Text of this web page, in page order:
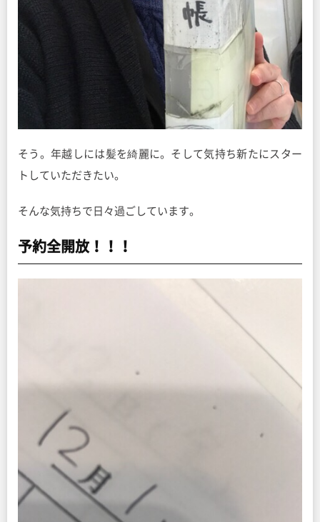
そう。年越しには髪を綺麗に。そして気持ち新たにスター
トしていただきたい。
そんな気持ちで日々過ごしています。
予約全開放！！！